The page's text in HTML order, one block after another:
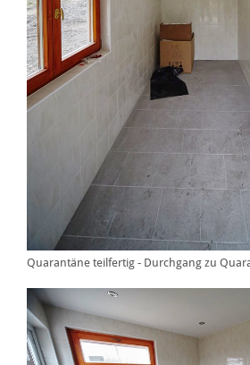
Quarantäne teilfertig - Durchgang zu